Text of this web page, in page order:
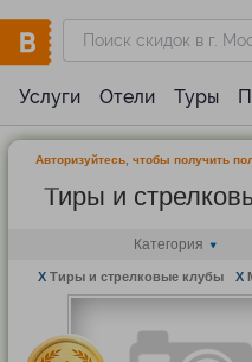
Услуги Отели Туры
Авторизуйтесь, чтобы получить
Тиры и
Категория
X Тиры и стрелковые клубы X